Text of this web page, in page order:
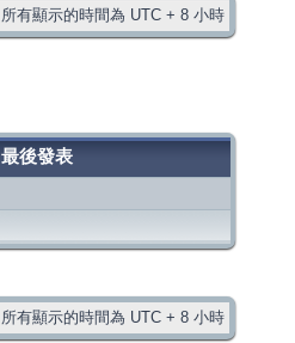
所有顯示的時間為 UTC + 8 小時
最後發表
所有顯示的時間為 UTC + 8 小時